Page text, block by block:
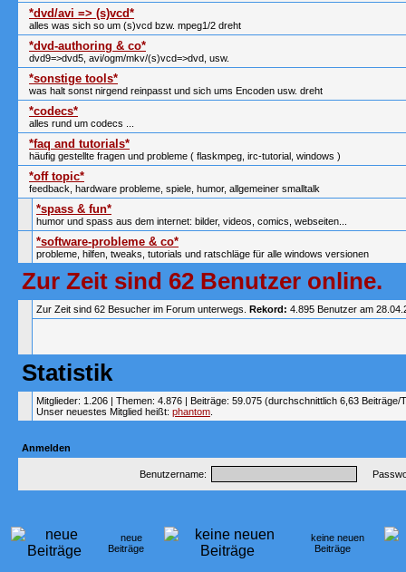
*dvd/avi => (s)vcd*
alles was sich so um (s)vcd bzw. mpeg1/2 dreht
*dvd-authoring & co*
dvd9=>dvd5, avi/ogm/mkv/(s)vcd=>dvd, usw.
*sonstige tools*
was halt sonst nirgend reinpasst und sich ums Encoden usw. dreht
*codecs*
alles rund um codecs ...
*faq and tutorials*
häufig gestellte fragen und probleme ( flaskmpeg, irc-tutorial, windows )
*off topic*
feedback, hardware probleme, spiele, humor, allgemeiner smalltalk
*spass & fun*
humor und spass aus dem internet: bilder, videos, comics, webseiten...
*software-probleme & co*
probleme, hilfen, tweaks, tutorials und ratschläge für alle windows versionen
Zur Zeit sind 62 Benutzer online.
Zur Zeit sind 62 Besucher im Forum unterwegs. Rekord: 4.895 Benutzer am
Statistik
Mitglieder: 1.206 | Themen: 4.876 | Beiträge: 59.075 (durchschnittlich 6,63 Beiträge/
Unser neuestes Mitglied heißt: phantom
Anmelden
Benutzername:
neue
Beiträge
keine neuen
Beiträge